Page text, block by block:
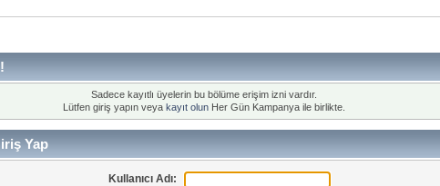
Sadece kayıtlı üyelerin bu bölüme erişim izni vardır.
Lütfen giriş yapın veya kayıt olun Her Gün Kampanya ile birlikte.
Yap
Kullanıcı Adı: